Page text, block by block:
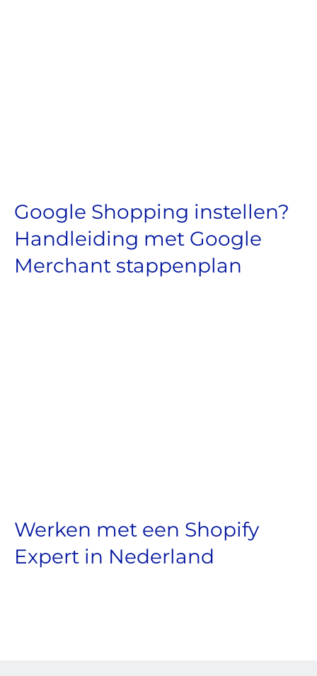
Google Shopping instellen?
Handleiding met Google
Merchant stappenplan
Werken met een Shopify
Expert in Nederland